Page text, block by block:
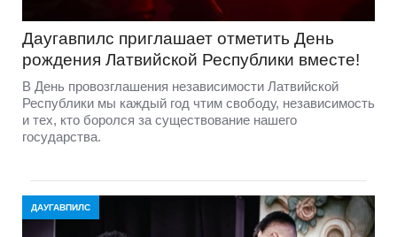
Даугавпилс приглашает отметить День
рождения Латвийской Республики вместе!
В День провозглашения независимости Латвийской
Республики мы каждый год чтим свободу, независимость
и тех, кто боролся за существование нашего
государства.
ДАУГАВПИЛС